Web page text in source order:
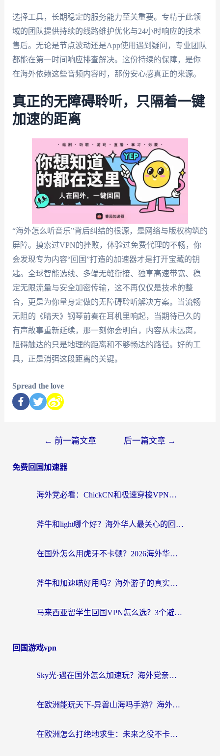
选择工具，长期稳定的服务能力至关重要。专精于此领
域的团队提供持续的线路维护优化与24小时响应的技术
售后。无论是节点波动还是App使用遇到疑问，专业团队
都能在第一时间响应排查解决。这份持续的保障，是你
在海外依赖这些音频内容时，那份安心感真正的来源。
真正的无障碍聆听，只隔着一键
加速的距离
“海外怎么听音乐”背后纠结的根源，是网络与版权构筑的
屏障。摸索过VPN的挫败，体验过免费代理的不畅，你
会发现专为内容“回国”打造的加速器才是打开宝藏的钥
匙。全球智能选线、多端无缝衔接、独享高速带宽、稳
定无限流量与安全加密传输，这不再仅仅是技术的整
合，更是为你量身定做的无障碍聆听解决方案。当流畅
无阻的《晴天》钢琴前奏在耳机里响起，当期待已久的
有声故事重新延续，那一刻你会明白，内容从未远离，
阻碍触达的只是地理的距离和不够畅达的路径。好的工
具，正是消弭这段距离的关键。
Spread the love
← 前一篇文章 后一篇文章 →
免费回国加速器
海外党必看：ChickCN和极速穿梭VPN好用吗？3招教你选对回国加速器无缝刷国内资源
斧牛和light哪个好？海外华人最关心的回国加速器选择难题，一篇讲透
在国外怎么用虎牙不卡顿？2026海外华人亲测有效的回国加速器选择指南
斧牛和加速喵好用吗？海外游子的真实选择困境
马来西亚留学生回国VPN怎么选？3个避坑点+1款实测好用的加速器推荐
回国游戏vpn
Sky光·遇在国外怎么加速玩？海外党亲测有效的国服游戏加速指南
在欧洲能玩天下-异兽山海吗手游？海外玩家的加速器生存指南
在欧洲怎么打绝地求生：未来之役不卡？留学生亲测的加速器避坑指南